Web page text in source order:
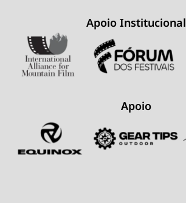
Apoio Institucional
Apoio